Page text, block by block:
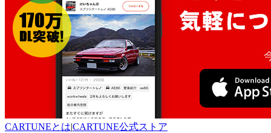
CARTUNEとは|CARTUNE公式ストア